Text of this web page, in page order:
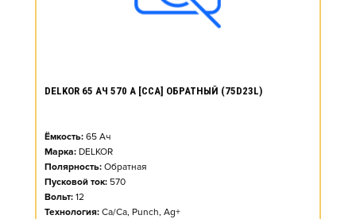
DELKOR 65 АЧ 570 А [CCA] ОБРАТНЫЙ (75D23L)
Ёмкость: 65 Ач
Марка: DELKOR
Полярность: Обратная
Пусковой ток: 570
Вольт: 12
Технология: Ca/Ca, Punch, Ag+